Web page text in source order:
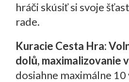
hráči skúsiť si svoje
rade.
Kuracie Cesta Hra:
dolů, maximalizovanie
dosiahne maximálne 10